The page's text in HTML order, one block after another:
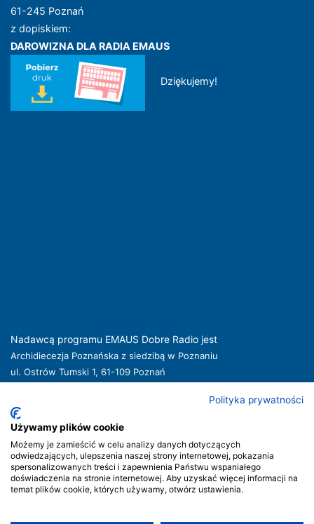
61-245 Poznań
z dopiskiem:
DAROWIZNA DLA RADIA EMAUS
Dziękujemy!
Nadawcą programu EMAUS Dobre Radio jest
Archidiecezja Poznańska z siedzibą w Poznaniu
ul. Ostrów Tumski 1, 61-109 Poznań
Nadawca oferuje usługi medialne obejmujące rozpowszechnianie programu
radiowego pod nazwą EMAUS Dobre Radio oraz prowadzenie portalu
internetową Nadawcy.
Nadawca podlega jurysdykcji polskiej. Organem właściwym w sprawach
radiofonii i telewizji jest Krajowa Rada Radiofonii i Telewizji.
Polityka prywatności
Używamy plików cookie
Możemy je zamieścić w celu analizy danych dotyczących
odwiedzających, ulepszenia naszej strony internetowej, pokazania
spersonalizowanych treści i zapewnienia Państwu wspaniałego
doświadczenia na stronie internetowej. Aby uzyskać więcej informacji na
temat plików cookie, których używamy, otwórz ustawienia.